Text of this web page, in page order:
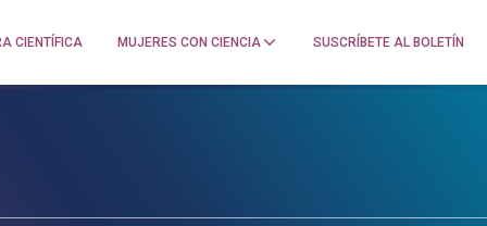
CIENTÍFICA MUJERES CON CIENCIA SUSCRÍBETE AL BOLETÍN